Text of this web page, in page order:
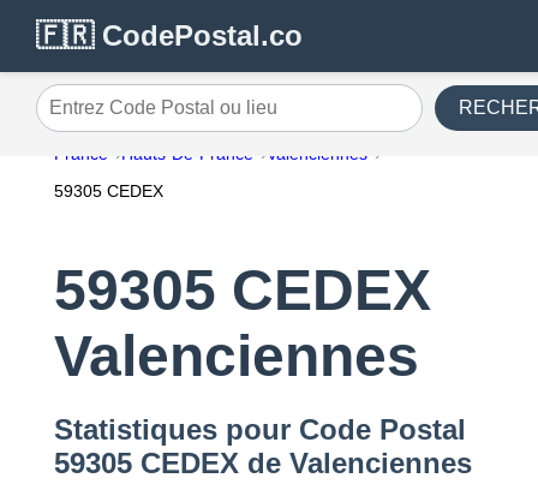
🇫🇷 CodePostal.co
Entrez Code Postal ou lieu
France Hauts-De-France
Valenciennes
59305 CEDEX
59305 CEDEX
Valenciennes
Statistiques pour Code Postal
59305 CEDEX de Valenciennes